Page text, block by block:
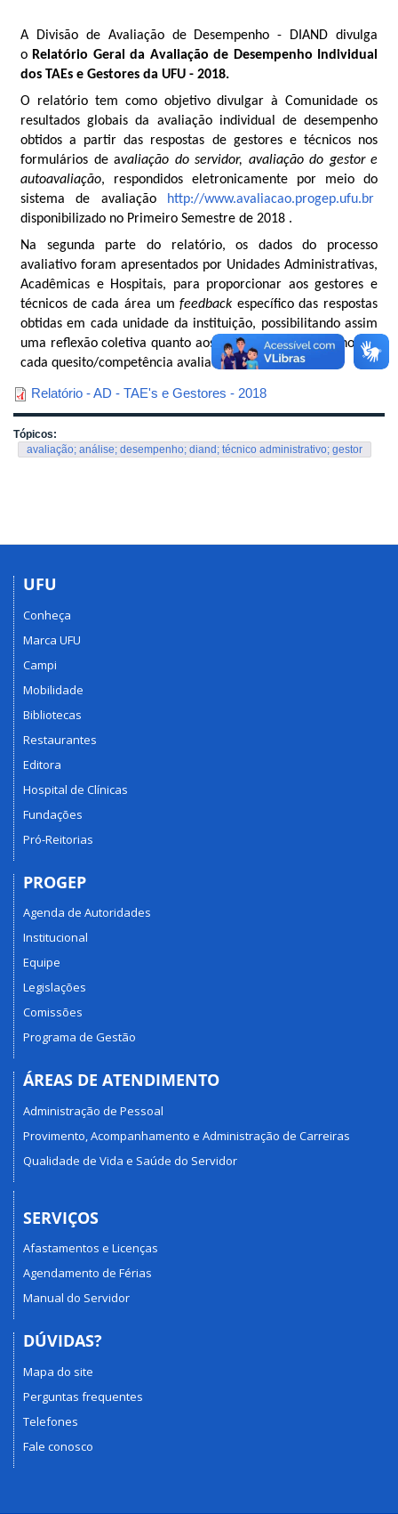
A Divisão de Avaliação de Desempenho - DIAND divulga
o Relatório Geral da Avaliação de Desempenho Individual
dos TAEs e Gestores da UFU - 2018.
O relatório tem como objetivo divulgar à Comunidade os
resultados globais da avaliação individual de desempenho
obtidos a partir das respostas de gestores e técnicos nos
formulários de avaliação do servidor, avaliação do gestor e
autoavaliação, respondidos eletronicamente por meio do
sistema de avaliação http://www.avaliacao.progep.ufu.br
disponibilizado no Primeiro Semestre de 2018 .
Na segunda parte do relatório, os dados do processo
avaliativo foram apresentados por Unidades Administrativas,
Acadêmicas e Hospitais, para proporcionar aos gestores e
técnicos de cada área umfeedbackespecífico das respostas
obtidas em cada unidade da instituição, possibilitando assim
uma reflexão coletiva quanto aos índices de desempenho em
cada quesito/competência avaliada.
Relatório - AD - TAE's e Gestores - 2018
Tópicos:
avaliação; análise; desempenho; diand; técnico administrativo; gestor
UFU
Conheça
Marca UFU
Campi
Mobilidade
Bibliotecas
Restaurantes
Editora
Hospital de Clínicas
Fundações
Pró-Reitorias
PROGEP
Agenda de Autoridades
Institucional
Equipe
Legislações
Comissões
Programa de Gestão
ÁREAS DE ATENDIMENTO
Administração de Pessoal
Provimento, Acompanhamento e Administração de Carreiras
Qualidade de Vida e Saúde do Servidor
SERVIÇOS
Afastamentos e Licenças
Agendamento de Férias
Manual do Servidor
DÚVIDAS?
Mapa do site
Perguntas frequentes
Telefones
Fale conosco